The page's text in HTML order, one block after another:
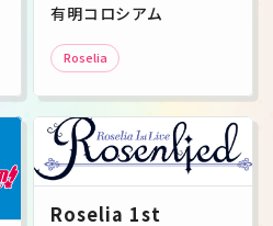
有明コロシアム
Roselia
Roselia 1st